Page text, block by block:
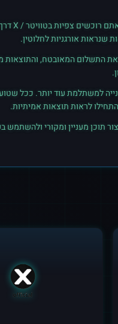
רוכשים צפיותבטוויטר / X
אורגניות לחלוטין.
התשלום המאובטח, והתוצאות
למשתלמת עוד יותר. ככל
תוכן מעניין ומקורי